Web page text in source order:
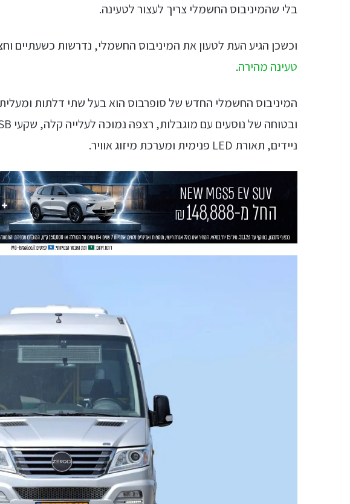
בלי שהמיניבוס החשמלי צריך לעצור לטעינה.
וכשכן הגיע העת לטעון את המיניבוס החשמלי, נדרשות כשעתיים וחצי כדי להגיע מ-
טעינה מהירה.
המיניבוס החשמלי החדש של סופרבוס הוא בעל שתי דלתות
ניידים, תאורת LED פנימית ומערכת מיזוג אוויר.